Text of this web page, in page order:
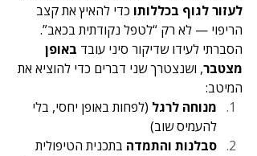
לעזור לגוף בכללותו כדי להאיץ את קצב
הריפוי — לא רק “לטפל נקודתית בכאב”.
הסברתי לעידו שדיקור סיני עובד באופן
מצטבר, ושנצטרך שני דברים כדי להוציא את
המיטב:
מנוחה לרגל (לפחות באופן יחסי, בלי
להעמיס שוב)
סבלנות והתמדה בתכנית הטיפולית